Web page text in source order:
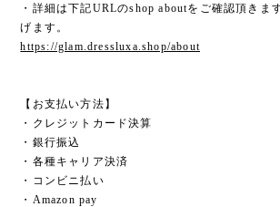
・詳細は下記URLのshop aboutをご確認頂きま
げます。
https://glam.dressluxa.shop/about
【お支払い方法】
・クレジットカード決算
・銀行振込
・各種キャリア決済
・コンビニ払い
・Amazon pay